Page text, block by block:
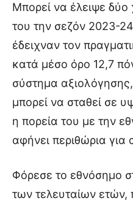
Μπορεί να έλειψε δύο
του την σεζόν 2023-
έδειχναν τον
κατά μέσο όρο 12,7
σύστημα
μπορεί να σταθεί σε
η πορεία του με την
αφήνει περιθώρια για
Φόρεσε το εθνόσημο
των τελευταίων ετών,